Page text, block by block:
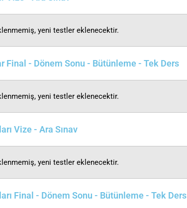
yeni testler eklenecektir.
Final - Dönem Sonu - Bütünleme - Tek Ders
yeni testler eklenecektir.
Vize - Ara Sınav
yeni testler eklenecektir.
Final - Dönem Sonu - Bütünleme - Tek Ders